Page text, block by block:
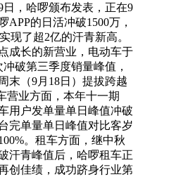
日，哈啰颁布发表，正在9
APP的日活冲破1500万，
现了超2亿的汗青新高。
成长的新营业，电动车于
破第三季度销量峰值，
末（9月18日）提拔跨越
营业方面，本年十一期
用户发单量单日峰值冲破
完单量单日峰值对比客岁
。租车方面，继中秋
汗青峰值后，哈啰租车正
创佳绩，成功跻身行业第